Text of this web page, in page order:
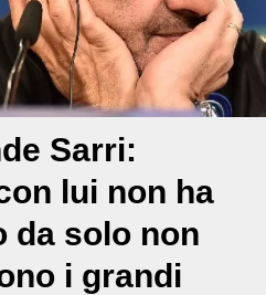
Sarri:
lui non ha
da solo non
i grandi